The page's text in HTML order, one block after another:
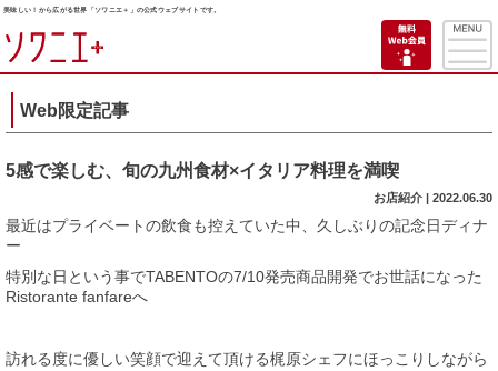
美味しい！から広がる世界「ソワニエ＋」の公式ウェブサイトです。
Web限定記事
5感で楽しむ、旬の九州食材×イタリア料理を満喫
お店紹介 | 2022.06.30
最近はプライベートの飲食も控えていた中、久しぶりの記念日ディナ
ー
特別な日という事でTABENTOの7/10発売商品開発でお世話になった
Ristorante fanfareへ
訪れる度に優しい笑顔で迎えて頂ける梶原シェフにほっこりしながら